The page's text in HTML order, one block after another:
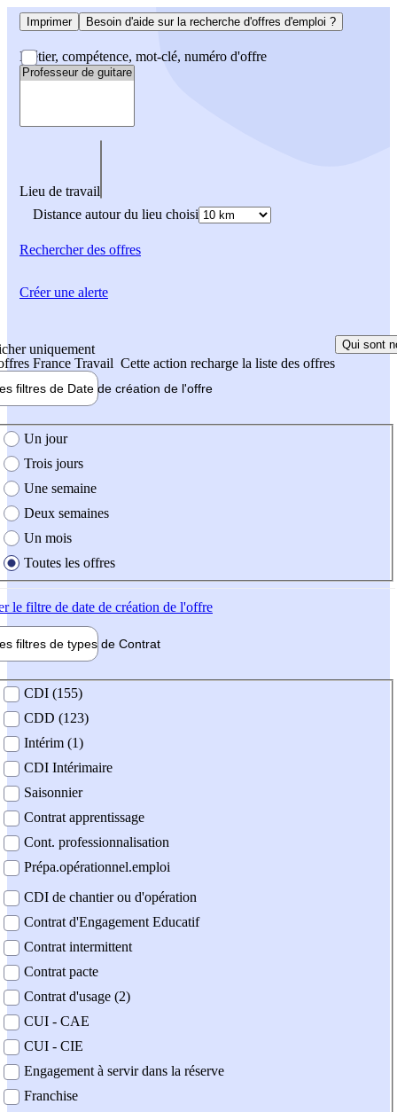
Imprimer Besoin d'aide sur la recherche d'offres d'emploi ?
Métier, compétence, mot-clé, numéro d'offre
Lieu de travail
Distance autour du lieu choisi
Rechercherdes offres
uniquement
France Travail Cette action recharge la liste des offres
Qui sont
filtres de Date de création de l'offre
création de l'offre
Un jour
Trois jours
Une semaine
Deux semaines
Un mois
Toutes les offres
le filtre de date de création de l'offre
filtres de types de Contrat
contrat
CDI (155)
CDD (123)
Intérim (1)
CDI Intérimaire
Saisonnier
Contrat apprentissage
Cont. professionnalisation
Prépa.opérationnel.emploi
CDI de chantier ou d'opération
Contrat d'Engagement Educatif
Contrat intermittent
Contrat pacte
Contrat d'usage (2)
CUI - CAE
CUI - CIE
Engagement à servir dans la réserve
Franchise
Créer une alerte